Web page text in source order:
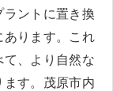
ントに置き換
あります。これ
、より自然な
す。茂原市内